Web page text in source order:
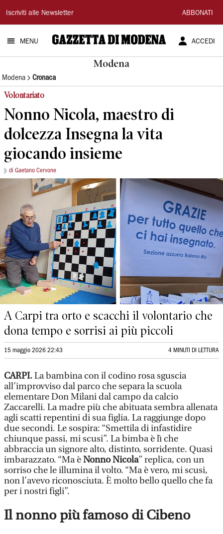
Gazzetta
di
Modena
Iscriviti alle Newsletter ABBONATI
MENU ACCEDI
Modena
Modena Cronaca
Volontariato
Nonno Nicola, maestro di
dolcezza Insegna la vita
giocando insieme
di Gaetano Cervone
A Carpi tra orto e scacchi il volontario che
dona tempo e sorrisi ai più piccoli
15 maggio 2026 22:43 4 MINUTI DI LETTURA
CARPI.La bambina con il codino rosa sguscia
all’improvviso dal parco che separa la scuola
elementare Don Milani dal campo da calcio
Zaccarelli. La madre più che abituata sembra allenata
agli scatti repentini di sua figlia. La raggiunge dopo
due secondi. Le sospira: “Smettila di infastidire
chiunque passi, mi scusi”. La bimba è lì che
abbraccia un signore alto, distinto, sorridente. Quasi
imbarazzato. “Ma èNonno Nicola” replica, con un
sorriso che le illumina il volto. “Ma è vero, mi scusi,
non l’avevo riconosciuta. È molto bello quello che fa
per i nostri figli”.
Il nonno più famoso di Cibeno